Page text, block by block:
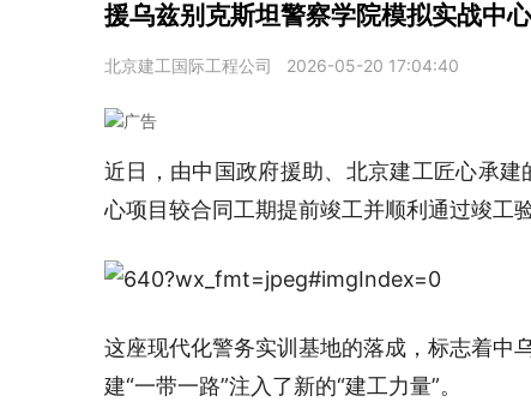
援乌兹别克斯坦警察学院模拟实战中
北京建工国际工程公司 2026-05-20 17:04:40
近日，由中国政府援助、北京建工匠心承
心项目较合同工期提前竣工并顺利通过竣工
这座现代化警务实训基地的落成，标志着中
建“一带一路”注入了新的“建工力量”。